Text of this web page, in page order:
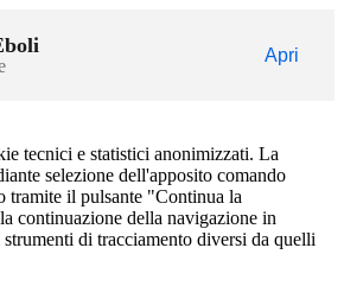
Apri
tecnici e statistici anonimizzati. La
selezione dell'apposito comando
tramite il pulsante "Continua la
continuazione della navigazione in
di tracciamento diversi da quelli